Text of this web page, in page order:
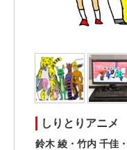
しりとりアニメ
鈴木 綾・竹内 千佳